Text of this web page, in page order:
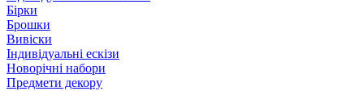
Бірки
Брошки
Вивіски
Індивідуальні ескізи
Новорічні набори
Предмети декору